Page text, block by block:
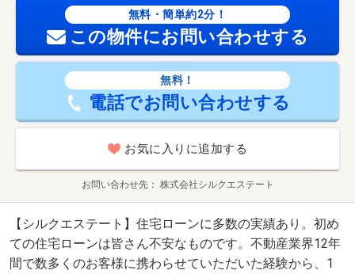
無料・簡単約2分！
この物件にお問い合わせする
無料！
電話でお問い合わせする
お気に入りに追加する
お問い合わせ先 株式会社シルクエステート
【シルクエステート】住宅ローンに多数の実績あり。初め
ての住宅ローンは皆さん不安なものです。不動産業界12年
間で数多くのお客様に携わらせていただいた経験から、1